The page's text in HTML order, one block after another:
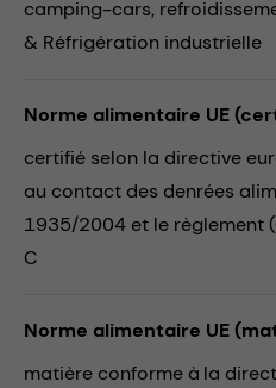
camping-cars,
& Réfrigération industrielle
Norme alimentaire UE
certifié selon la directive
au contact des denrées
1935/2004 et le règlement
C
Norme alimentaire UE
matière conforme à la